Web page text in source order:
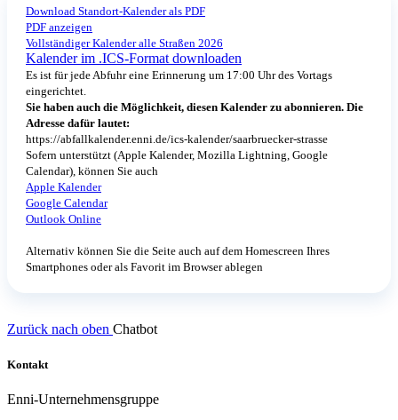
Download Standort-Kalender als PDF
PDF anzeigen
Vollständiger Kalender alle Straßen 2026
Kalender im .ICS-Format downloaden
Es ist für jede Abfuhr eine Erinnerung um 17:00 Uhr des Vortags
eingerichtet.
Sie haben auch die Möglichkeit, diesen Kalender zu abonnieren. Die
Adresse dafür lautet:
https://abfallkalender.enni.de/ics-kalender/saarbruecker-strasse
Sofern unterstützt (Apple Kalender, Mozilla Lightning, Google
Calendar), können Sie auch
Apple Kalender
Google Calendar
Outlook Online
Alternativ können Sie die Seite auch auf dem Homescreen Ihres
Smartphones oder als Favorit im Browser ablegen
Zurück nach oben Chatbot
Kontakt
Enni-Unternehmensgruppe